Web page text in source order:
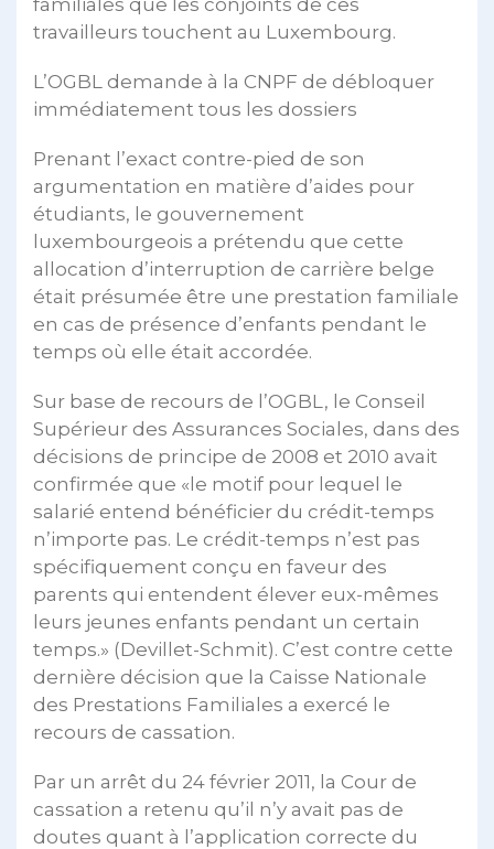
familiales que les conjoints de ces
travailleurs touchent au Luxembourg.
L’OGBL demande à la CNPF de débloquer
immédiatement tous les dossiers
Prenant l’exact contre-pied de son
argumentation en matière d’aides pour
étudiants, le gouvernement
luxembourgeois a prétendu que cette
allocation d’interruption de carrière belge
était présumée être une prestation familiale
en cas de présence d’enfants pendant le
temps où elle était accordée.
Sur base de recours de l’OGBL, le Conseil
Supérieur des Assurances Sociales, dans des
décisions de principe de 2008 et 2010 avait
confirmée que «le motif pour lequel le
salarié entend bénéficier du crédit-temps
n’importe pas. Le crédit-temps n’est pas
spécifiquement conçu en faveur des
parents qui entendent élever eux-mêmes
leurs jeunes enfants pendant un certain
temps.» (Devillet-Schmit). C’est contre cette
dernière décision que la Caisse Nationale
des Prestations Familiales a exercé le
recours de cassation.
Par un arrêt du 24 février 2011, la Cour de
cassation a retenu qu’il n’y avait pas de
doutes quant à l’application correcte du